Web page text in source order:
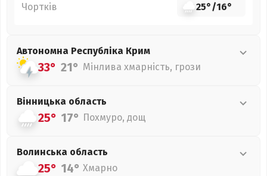
Чортків 25°/16°
Автономна Республіка Крим
33° 21° Мінлива хмарність, грози
Вінницька область
25° 17° Похмуро, дощ
Волинська область
25° 14° Хмарно